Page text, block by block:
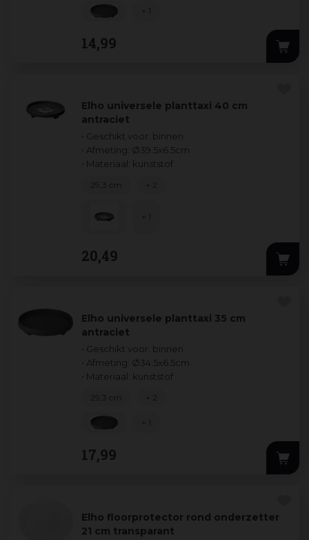
14,99
+ 1
Elho universele planttaxi 40 cm
antraciet
• Geschikt voor: binnen
• Afmeting: Ø39.5x6.5cm
• Materiaal: kunststof
20,49
29,3 cm + 2
+ 1
Elho universele planttaxi 35 cm
antraciet
• Geschikt voor: binnen
• Afmeting: Ø34.5x6.5cm
• Materiaal: kunststof
17,99
29,3 cm + 2
+ 1
Elho floorprotector rond onderzetter
21 cm transparant